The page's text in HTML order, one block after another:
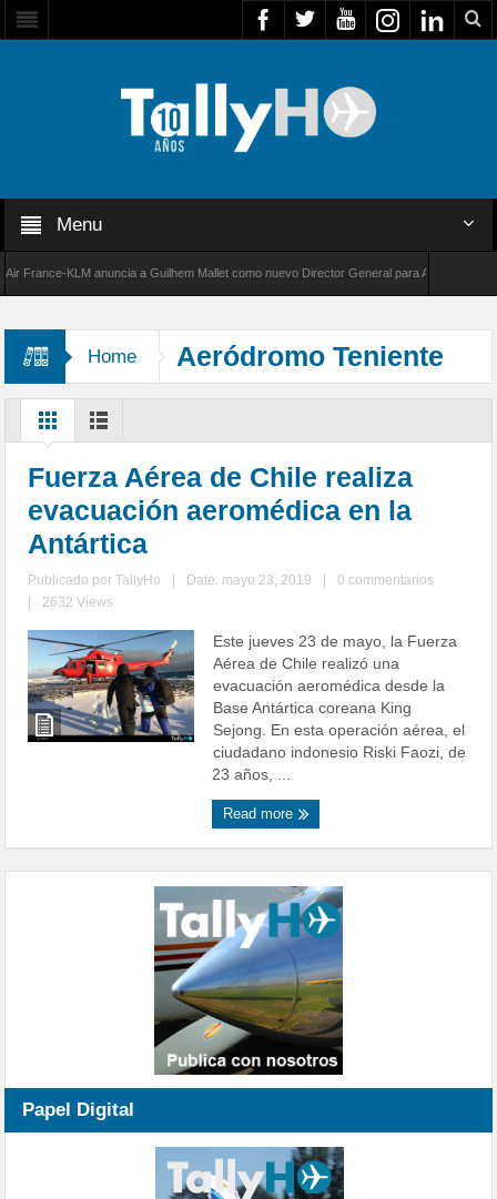
Menu
KLM anuncia a Guilhem Mallet como nuevo Director General para América Latina
Home
Aeródromo Teniente
Marsh
Fuerza Aérea de Chile realiza
evacuación aeromédica en la
Antártica
Publicado porTallyHo Date: mayo 23, 2019
0 commentarios
2632 Views
Este jueves 23 de mayo, la Fuerza
Aérea de Chile realizó una
evacuación aeromédica desde la
Base Antártica coreana King
Sejong. En esta operación aérea, el
ciudadano indonesio Riski Faozi, de
23 años, ...
Read more
Papel Digital